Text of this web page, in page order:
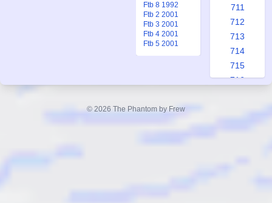
Ftb 8 1992
Ftb 2 2001
Ftb 3 2001
Ftb 4 2001
Ftb 5 2001
711
712
713
714
715
716
© 2026 The Phantom by Frew